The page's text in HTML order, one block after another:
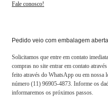
Fale conosco!
Pedido veio com embalagem
Solicitamos que entre em contato
compras no site entrar em contato
feito através do WhatsApp ou em nossa
número (11) 96905-4873. Informe os
informaremos os próximos passos.